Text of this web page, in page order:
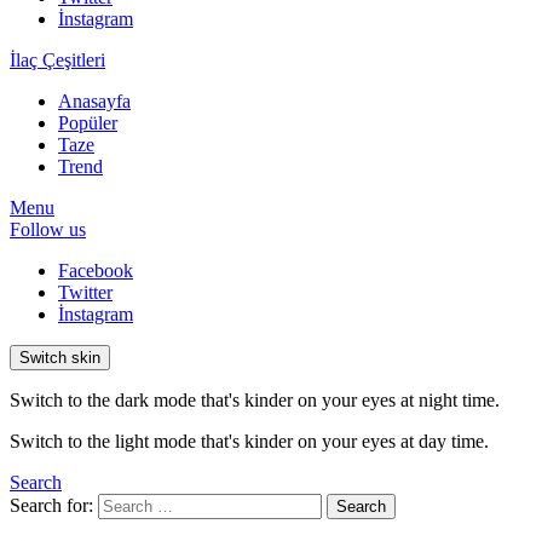
İnstagram
İlaç Çeşitleri
Anasayfa
Popüler
Taze
Trend
Menu
Follow us
Facebook
Twitter
İnstagram
Switch skin
Switch to the dark mode that's kinder on your eyes at night time.
Switch to the light mode that's kinder on your eyes at day time.
Search
Search for:
Search